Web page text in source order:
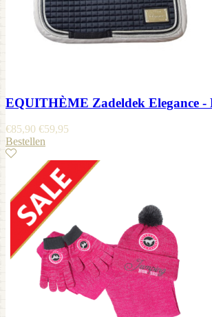
EQUITHÈME Zadeldek Elegance -
€85,90 €59,95
Bestellen